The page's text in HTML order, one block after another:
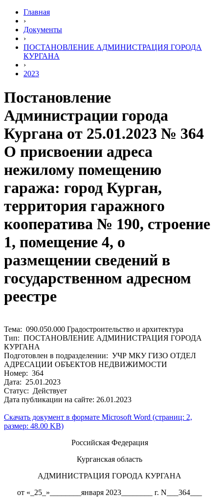
Главная
›
Документы
›
ПОСТАНОВЛЕНИЕ АДМИНИСТРАЦИЯ ГОРОДА
КУРГАНА
›
2023
Постановление
Администрации города
Кургана от 25.01.2023 № 364
О присвоении адреса
нежилому помещению
гаража: город Курган,
территория гаражного
кооператива № 190, строение
1, помещение 4, о
размещении сведений в
государственном адресном
реестре
Тема: 090.050.000 Градостроительство и архитектура
Тип: ПОСТАНОВЛЕНИЕ АДМИНИСТРАЦИЯ ГОРОДА
КУРГАНА
Подготовлен в подразделении: УЧР МКУ ГИЗО ОТДЕЛ
АДРЕСАЦИИ ОБЪЕКТОВ НЕДВИЖИМОСТИ
Номер: 364
Дата: 25.01.2023
Статус: Действует
Дата публикации на сайте: 26.01.2023
Скачать документ в формате Microsoft Word (страниц: 2,
размер: 48.00 KB)
Российская Федерация
Курганская область
АДМИНИСТРАЦИЯ ГОРОДА КУРГАНА
от «_25_»________января 2023________ г. N___364___